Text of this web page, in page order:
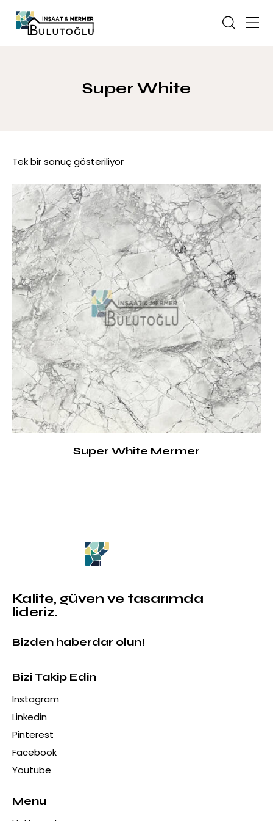
Super White
Tek bir sonuç gösteriliyor
Super White Mermer
Kalite, güven ve tasarımda
lideriz.
Bizden haberdar olun!
Bizi Takip Edin
Instagram
Linkedin
Pinterest
Facebook
Youtube
Menu